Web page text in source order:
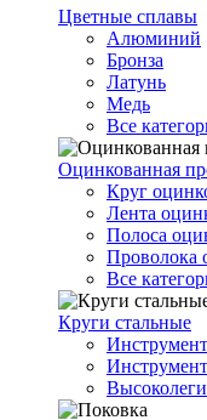
Цветные сплавы
Алюминий
Бронза
Латунь
Медь
Все
Оцинкованная
Круг
Лента
Полоса
Проволока
Все
Круги стальные